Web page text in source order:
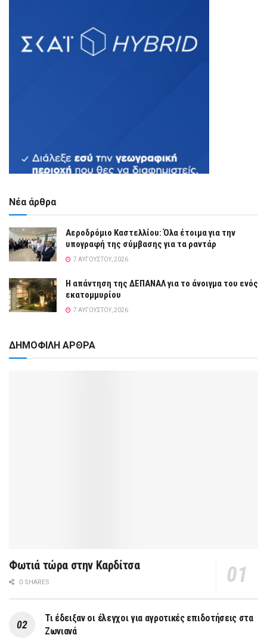
Νέα άρθρα
Αεροδρόμιο Καστελλίου: Όλα έτοιμα για την
υπογραφή της σύμβασης για τα ραντάρ
7 ΑΥΓΟΎΣΤΟΥ, 2026
Η απάντηση της ΔΕΠΑΝΑΛ για το άνοιγμα του ενός
εκατομμυρίου
7 ΑΥΓΟΎΣΤΟΥ, 2026
ΔΗΜΟΦΙΛΗ ΑΡΘΡΑ
Φωτιά τώρα στην Καρδίτσα
0 SHARES
Τι έδειξαν οι έλεγχοι για αγροτικές επιδοτήσεις στα
Ζωνιανά